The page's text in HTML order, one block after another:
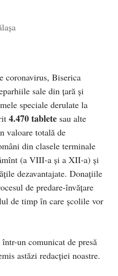
coronavirus, Biserica
sale din țară și
speciale derulate la
4.470 tablete sau alte
valoare totală de
din clasele terminale
(a VIII-a și a XII-a) și
dezavantajate. Donațiile
de predare-învățare
de timp în care școlile vor
un comunicat de presă
astăzi redacției noastre.